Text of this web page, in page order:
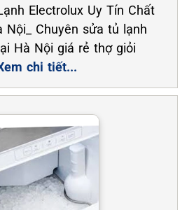
Electrolux Uy Tín Chất
Nội_ Chuyên sửa tủ lạnh
Hà Nội giá rẻ thợ giỏi
chi tiết...